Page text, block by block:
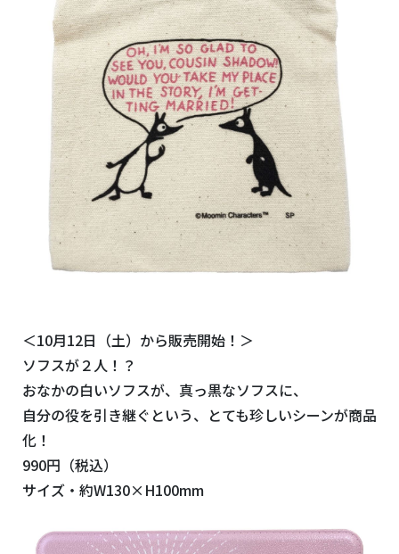
＜10月12日（土）から販売開始！＞
ソフスが２人！？
おなかの白いソフスが、真っ黒なソフスに、
自分の役を引き継ぐという、とても珍しいシーンが商品
化！
990円（税込）
サイズ・約W130×H100mm